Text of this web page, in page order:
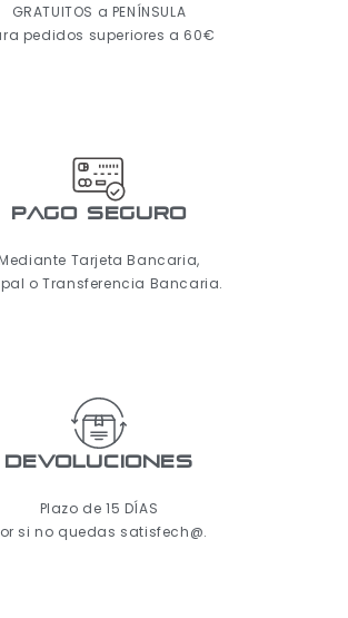
GRATUITOS a PENÍNSULA
pedidos superiores a 60€
pago seguro
Tarjeta Bancaria,
o Transferencia Bancaria.
Devoluciones
Plazo de 15 DÍAS
si no quedas satisfech@.